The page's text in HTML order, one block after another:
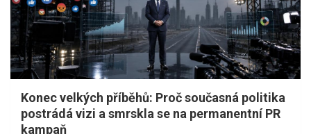
Konec velkých příběhů: Proč současná politika
postrádá vizi a smrskla se na permanentní PR
kampaň